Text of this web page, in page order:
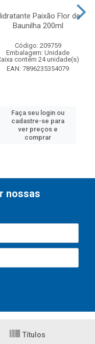
Paixão Flor de
Baunilha 200ml
Código: 209759
Embalagem: Unidade
contém 24 unidade(s)
EAN: 7896235354079
Faça seu login ou
cadastre-se para
ver preços e
comprar
nossas
Títulos